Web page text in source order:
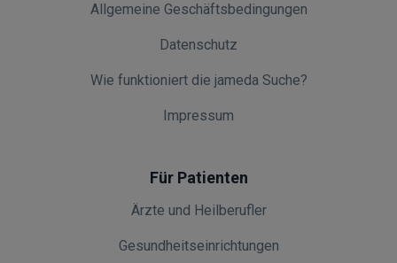
Allgemeine Geschäftsbedingungen
Datenschutz
Wie funktioniert die jameda Suche?
Impressum
Für Patienten
Ärzte und Heilberufler
Gesundheitseinrichtungen